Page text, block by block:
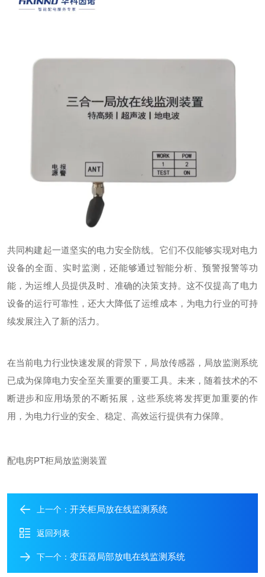
共同构建起一道坚实的电力安全防线。它们不仅能够实现对电力
设备的全面、实时监测，还能够通过智能分析、预警报警等功
能，为运维人员提供及时、准确的决策支持。这不仅提高了电力
设备的运行可靠性，还大大降低了运维成本，为电力行业的可持
续发展注入了新的活力。
在当前电力行业快速发展的背景下，局放传感器，局放监测系统
已成为保障电力安全至关重要的重要工具。未来，随着技术的不
断进步和应用场景的不断拓展，这些系统将发挥更加重要的作
用，为电力行业的安全、稳定、高效运行提供有力保障。
配电房PT柜局放监测装置
上一个： 开关柜局放在线监测系统
返回列表
下一个： 变压器局部放电在线监测系统